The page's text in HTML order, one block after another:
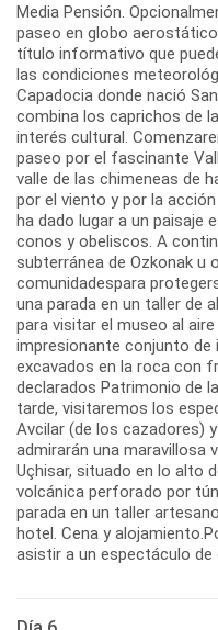
Media Pensión.
paseo en globo
título informativo que
las condiciones
Capadocia donde nació
combina los caprichos de
interés cultural.
paseo por el fascinante
valle de las chimeneas de
por el viento y por la
ha dado lugar a un paisaje
conos y obeliscos. A
subterránea de Ozkonak u
comunidadespara
una parada en un taller de
para visitar el museo al
impresionante conjunto de
excavados en la roca con
declarados Patrimonio de
tarde, visitaremos los
Avcilar (de los cazadores)
admirarán una maravillosa
Uçhisar, situado en lo alto
volcánica perforado por
parada en un taller
hotel. Cena y
asistir a un espectáculo